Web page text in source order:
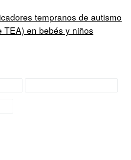
tempranos de autismo
TEA) en bebés y niños